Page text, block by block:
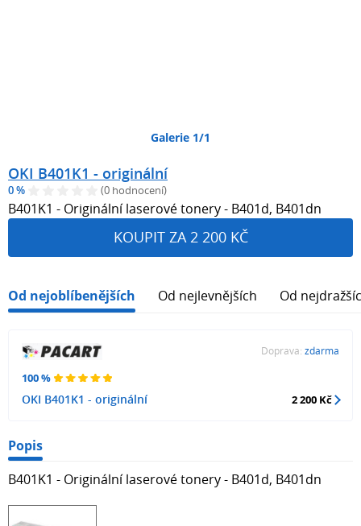
Galerie 1/1
OKI B401K1 - originální
0 % (0 hodnocení)
B401K1 - Originální laserové tonery - B401d, B401dn
KOUPIT ZA 2 200 KČ
Od nejoblíbenějších Od nejlevnějších Od
100 %
OKI B401K1 - originální
Doprava: zdarma
2 200 Kč
Popis
B401K1 - Originální laserové tonery - B401d, B401dn